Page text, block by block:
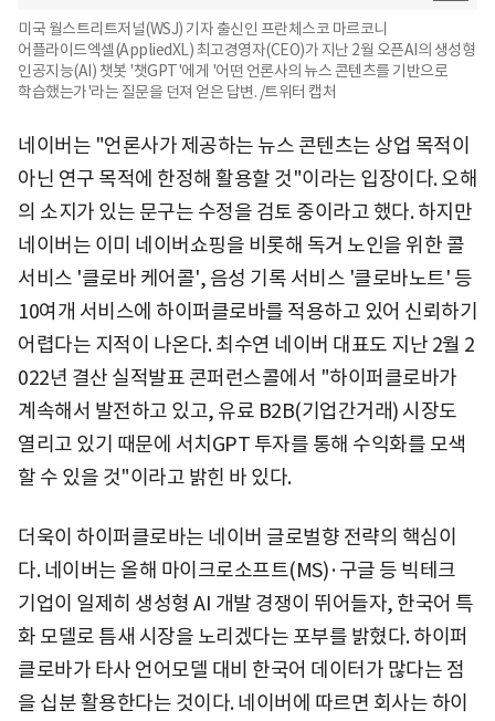
미국 월스트리트저널(WSJ) 기자 출신인 프란체스코 마르코니
어플라이드엑셀(AppliedXL) 최고경영자(CEO)가 지난 2월 오픈AI의 생성형
인공지능(AI) 챗봇 '챗GPT'에게 '어떤 언론사의 뉴스 콘텐츠를 기반으로
학습했는가'라는 질문을 던져 얻은 답변. /트위터 캡처
네이버는 "언론사가 제공하는 뉴스 콘텐츠는 상업 목적이
아닌 연구 목적에 한정해 활용할 것"이라는 입장이다. 오해
의 소지가 있는 문구는 수정을 검토 중이라고 했다. 하지만
네이버는 이미 네이버쇼핑을 비롯해 독거 노인을 위한 콜
서비스 '클로바 케어콜', 음성 기록 서비스 '클로바노트' 등
10여개 서비스에 하이퍼클로바를 적용하고 있어 신뢰하기
어렵다는 지적이 나온다. 최수연 네이버 대표도 지난 2월 2
022년 결산 실적발표 콘퍼런스콜에서 "하이퍼클로바가
계속해서 발전하고 있고, 유료 B2B(기업간거래) 시장도
열리고 있기 때문에 서치GPT 투자를 통해 수익화를 모색
할 수 있을 것"이라고 밝힌 바 있다.
더욱이 하이퍼클로바는 네이버 글로벌향 전략의 핵심이
다. 네이버는 올해 마이크로소프트(MS)·구글 등 빅테크
기업이 일제히 생성형 AI 개발 경쟁이 뛰어들자, 한국어 특
화 모델로 틈새 시장을 노리겠다는 포부를 밝혔다. 하이퍼
클로바가 타사 언어모델 대비 한국어 데이터가 많다는 점
을 십분 활용한다는 것이다. 네이버에 따르면 회사는 하이